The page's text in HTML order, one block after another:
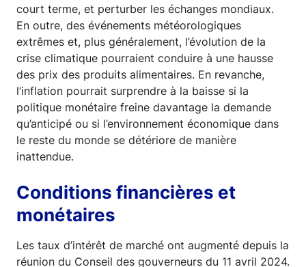
court terme, et perturber les échanges mondiaux.
En outre, des événements météorologiques
extrêmes et, plus généralement, l’évolution de la
crise climatique pourraient conduire à une hausse
des prix des produits alimentaires. En revanche,
l’inflation pourrait surprendre à la baisse si la
politique monétaire freine davantage la demande
qu’anticipé ou si l’environnement économique dans
le reste du monde se détériore de manière
inattendue.
Conditions financières et
monétaires
Les taux d’intérêt de marché ont augmenté depuis la
réunion du Conseil des gouverneurs du 11 avril 2024.